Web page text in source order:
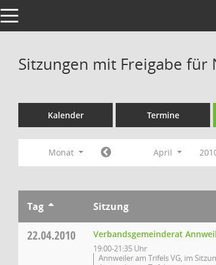
Toggle navigation
Sitzungen mit Freigabe
Kalender Termine
Monat April
Tag Sitzung
22.04.2010 Verbandsgemeinderat
19:00-21:35 Uhr
Annweiler am Trifels VG, im